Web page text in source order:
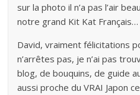
sur la photo il n’a pas l’air
notre grand Kit Kat Français…
David, vraiment félicitations
n’arrêtes pas, je n’ai pas
blog, de bouquins, de guide
aussi proche du VRAI Japon